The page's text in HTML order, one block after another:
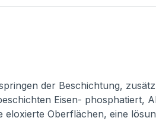
der Beschichtung,
Eisen- phosphatiert,
Oberflächen, eine